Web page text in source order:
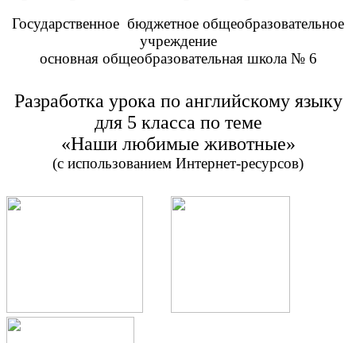
Государственное бюджетное общеобразовательное
учреждение
основная общеобразовательная школа № 6
Разработка урока по английскому языку
для 5 класса по теме
«Наши любимые животные»
(с использованием Интернет-ресурсов)